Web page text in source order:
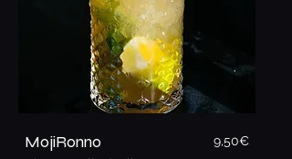
MojiRonno
9,50€